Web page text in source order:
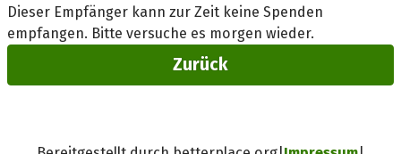
Dieser Empfänger kann zur Zeit keine Spenden
empfangen. Bitte versuche es morgen wieder.
Zurück